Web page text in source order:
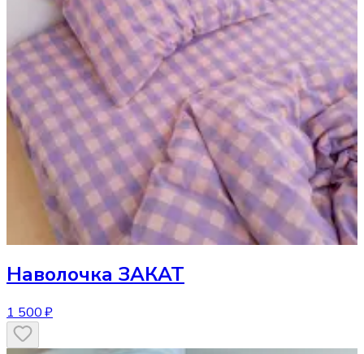
Наволочка ЗАКАТ
1 500 ₽